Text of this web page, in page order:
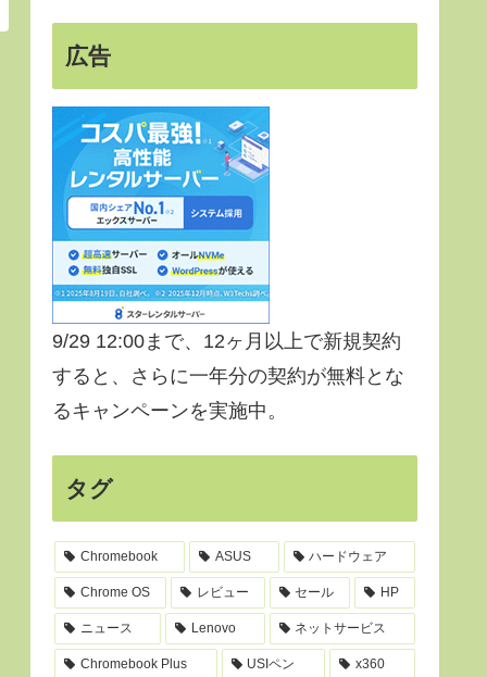
広告
9/29 12:00まで、12ヶ月以上で新規契約
すると、さらに一年分の契約が無料とな
るキャンペーンを実施中。
タグ
Chromebook ASUS ハードウェア
Chrome OS レビュー セール HP
ニュース Lenovo ネットサービス
Chromebook Plus USIペン x360